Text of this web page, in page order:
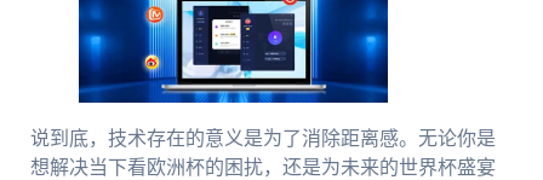
说到底，技术存在的意义是为了消除距离感。无论你是
想解决当下看欧洲杯的困扰，还是为未来的世界杯盛宴